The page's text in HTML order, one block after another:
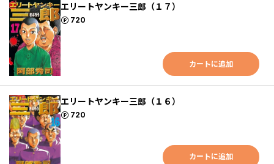
エリートヤンキー三郎（１７）
720
ポイント
カートに追加
エリートヤンキー三郎（１６）
720
ポイント
カートに追加